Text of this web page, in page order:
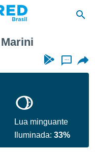
...
Lua minguante
Iluminada:33%